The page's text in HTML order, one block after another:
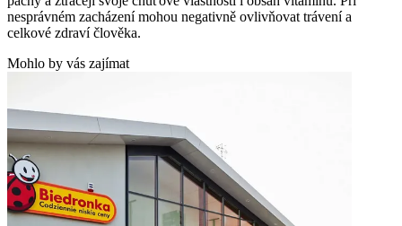
nesprávném zacházení mohou negativně ovlivňovat trávení a
celkové zdraví člověka.
Mohlo by vás zajímat